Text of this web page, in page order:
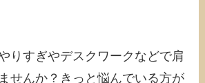
りすぎやデスクワークなどで肩
せんか？きっと悩んでいる方が